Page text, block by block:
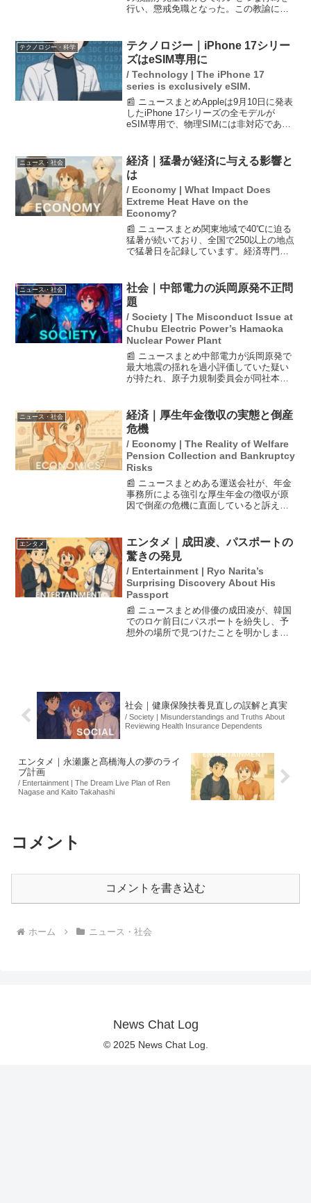
行い、懲戒免職となった。この教諭に対
らのSOSも無視されていた。校長は証拠
不足を理由に十分な調...
テクノロジー・科学
テクノロジー｜iPhone 17シリー
ズはeSIM専用に
/ Technology | The iPhone 17
series is exclusively eSIM.
📰 ニュースまとめAppleは9月10日に発表
したiPhone 17シリーズの全モデルが
eSIM専用で、物理SIMには非対応である
でき、セキュリティも向上します。ま...
ニュース・社会
経済｜猛暑が経済に与える影響と
は
/ Economy | What Impact Does
Extreme Heat Have on the
Economy?
📰 ニュースまとめ関東地域で40℃に迫る
猛暑が続いており、全国で250以上の地点
で猛暑日を記録しています。経済専門家
特に、猛暑による鶏の夏バテが影響し、
卵の価格が高騰...
ニュース・社会
社会｜中部電力の浜岡原発不正問
題
/ Society | The Misconduct Issue at
Chubu Electric Power’s Hamaoka
Nuclear Power Plant
📰 ニュースまとめ中部電力が浜岡原発で
最大地震の揺れを過小評価していた疑い
が持たれ、原子力規制委員会が同社本店
聴取や資料確認が行われ、悪質性や安全
性への影響が評価されま...
ニュース・社会
経済｜厚生年金徴収の実態と倒産
危機
/ Economy | The Reality of Welfare
Pension Collection and Bankruptcy
Risks
📰 ニュースまとめある運送会社が、年金
事務所による強引な厚生年金の徴収が原
因で倒産の危機に直面していると訴えて
適切な対応をしなかったことに対して不
満を抱いています。全国...
エンタメ
エンタメ｜成田凌、パスポートの
驚きの発見
/ Entertainment | Ryo Narita’s
Surprising Discovery About His
Passport
📰 ニュースまとめ俳優の成田凌が、韓国
でのロケ前日にパスポートを紛失し、予
想外の場所で見つけたことを明かしまし
社会｜健康保険扶養見直しの誤解と真実
/ Society | Misunderstandings and Truths About
Reviewing Health Insurance Dependents
エンタメ｜永瀬廉と髙橋海人の夢のライ
ブ計画
/ Entertainment | The Dream Live Plan of Ren
Nagase and Kaito Takahashi
コメント
コメントを書き込む
ホーム ニュース・社会
News Chat Log
© 2025 News Chat Log.